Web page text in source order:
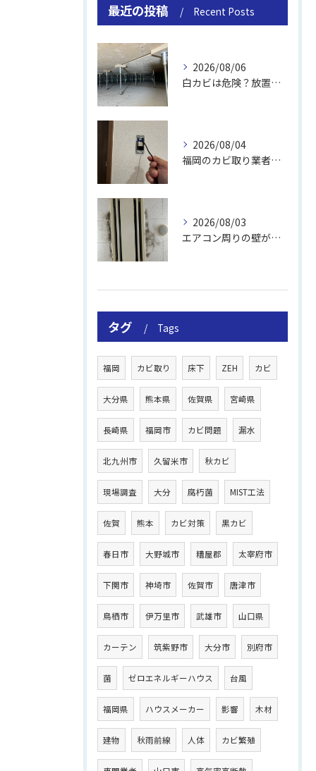
最近の投稿 Recent Posts
2026/08/06
白カビは危険？放置のリスクと取り方
2026/08/04
福岡のカビ取り業者おすすめの選び方と費用
2026/08/03
エアコン周りの壁が結露しやすい理由
タグ Tags
福岡 カビ取り 床下 ZEH カビ
大分県 熊本県 佐賀県 宮崎県
長崎県 福岡市 カビ問題 漏水
北九州市 久留米市 秋カビ
現場調査 大分 腐朽菌 MIST工法
佐賀 熊本 カビ対策 黒カビ
春日市 大野城市 糟屋郡 太宰府市
下関市 神埼市 佐賀市 唐津市
鳥栖市 伊万里市 武雄市 山口県
カーテン 筑紫野市 大分市 別府市
菌 ゼロエネルギーハウス 台風
福岡県 ハウスメーカー 影響 木材
建物 秋雨前線 人体 カビ繁殖